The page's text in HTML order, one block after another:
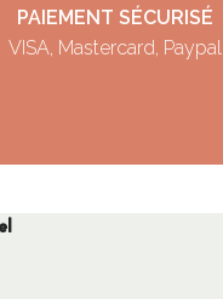
PAIEMENT SÉCURISÉ
VISA, Mastercard, Paypal